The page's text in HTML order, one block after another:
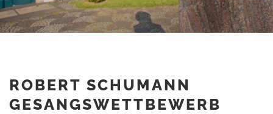
ROBERT SCHUMANN
GESANGSWETTBEWERB